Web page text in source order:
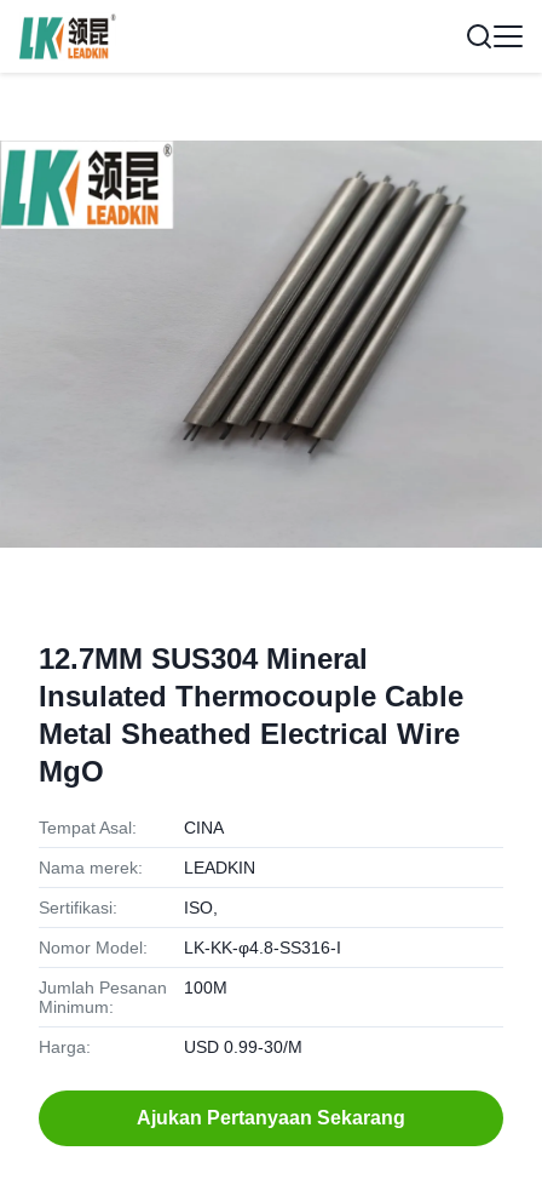
12.7MM SUS304 Mineral
Insulated Thermocouple Cable
Metal Sheathed Electrical Wire
MgO
Tempat Asal: CINA
Nama merek: LEADKIN
Sertifikasi: ISO,
Nomor Model: LK-KK-φ4.8-SS316-I
Jumlah Pesanan
Minimum:
100M
Harga: USD 0.99-30/M
Ajukan Pertanyaan Sekarang